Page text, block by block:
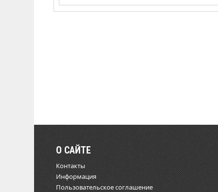
О САЙТЕ
Контакты
Информация
Пользовательское соглашение